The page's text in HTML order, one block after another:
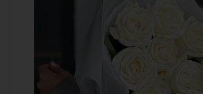
роза, лента, дизайнерская